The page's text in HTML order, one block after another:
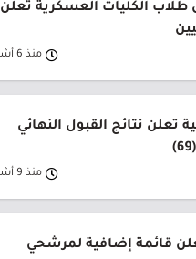
طلاب الكليات العسكرية تعلن
منذ 6 أشهر
تعلن نتائج القبول النهائي
منذ 9 أشهر
قائمة إضافية لمرشحي